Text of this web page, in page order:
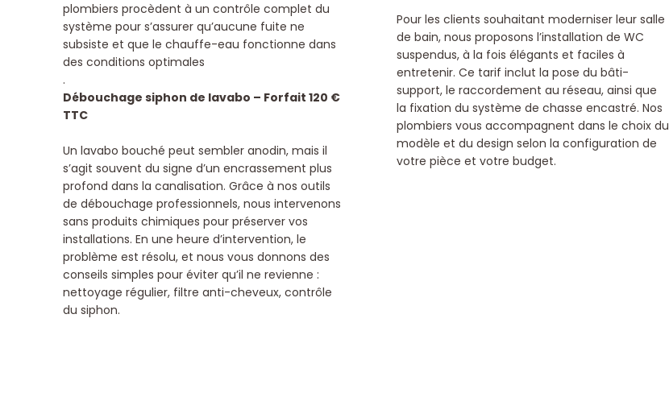
plombiers procèdent à un contrôle complet du
système pour s’assurer qu’aucune fuite ne
subsiste et que le chauffe-eau fonctionne dans
des conditions optimales
.
Débouchage siphon de lavabo – Forfait 120 €
TTC
Un lavabo bouché peut sembler anodin, mais il
s’agit souvent du signe d’un encrassement plus
profond dans la canalisation. Grâce à nos outils
de débouchage professionnels, nous intervenons
sans produits chimiques pour préserver vos
installations. En une heure d’intervention, le
problème est résolu, et nous vous donnons des
conseils simples pour éviter qu’il ne revienne :
nettoyage régulier, filtre anti-cheveux, contrôle
du siphon.
Pour les clients souhaitant moderniser leur salle
de bain, nous proposons l’installation de WC
suspendus, à la fois élégants et faciles à
entretenir. Ce tarif inclut la pose du bâti-
support, le raccordement au réseau, ainsi que
la fixation du système de chasse encastré. Nos
plombiers vous accompagnent dans le choix du
modèle et du design selon la configuration de
votre pièce et votre budget.